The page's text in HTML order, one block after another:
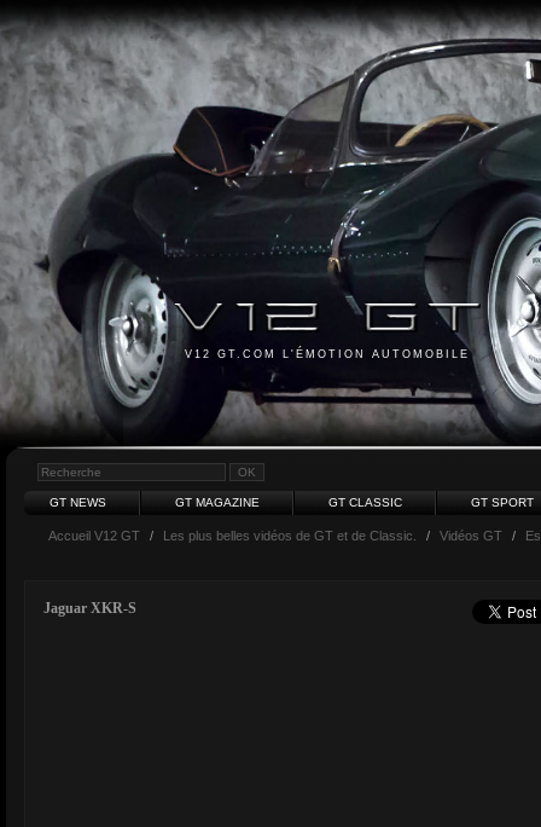
V12 GT.COM L'ÉMOTION AUTOMOBILE
GT NEWS GT MAGAZINE GT CLASSIC GT SPORT
Accueil V12 GT / Les plus belles vidéos de GT et de Classic. / Vidéos GT /
Jaguar XKR-S